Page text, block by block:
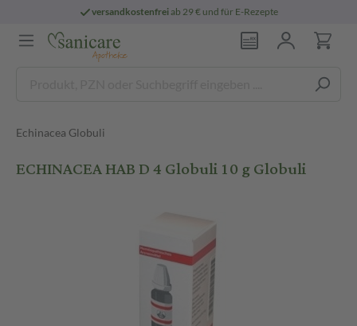
versandkostenfreiab 29 € und für E-Rezepte
Echinacea Globuli
ECHINACEA HAB D 4 Globuli 10 g Globuli